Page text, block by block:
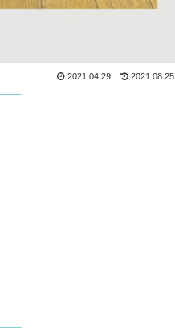
2021.04.29 2021.08.25